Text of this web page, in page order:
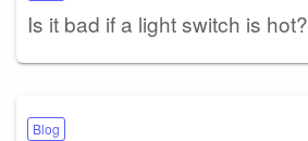
Is it bad if a light switch is hot?
Blog